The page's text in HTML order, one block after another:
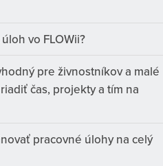
vo FLOWii?
pre živnostníkov a malé
čas, projekty a tím na
pracovné úlohy na celý